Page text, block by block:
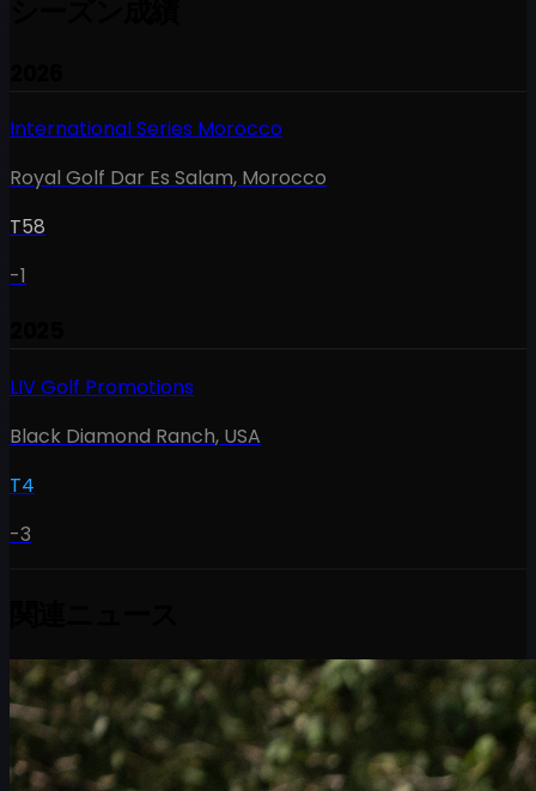
International Series Morocco
Royal Golf Dar Es Salam, Morocco
T58
-1
LIV Golf Promotions
Black Diamond Ranch, USA
T4
-3